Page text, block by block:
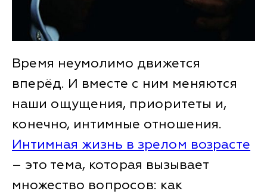
Время неумолимо движется
вперёд. И вместе с ним меняются
наши ощущения, приоритеты и,
конечно, интимные отношения.
Интимная жизнь в зрелом возрасте
– это тема, которая вызывает
множество вопросов: как